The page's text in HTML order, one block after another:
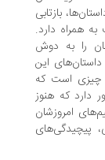
دارد.
به دوش
این
است که
که هنوز